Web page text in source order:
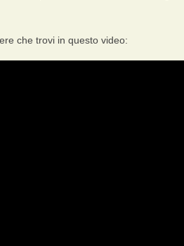
che trovi in questo video: